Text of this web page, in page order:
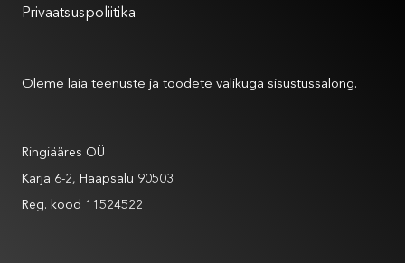
Privaatsuspoliitika
Oleme laia teenuste ja toodete valikuga sisustussalong.
Ringiääres OÜ
Karja 6-2, Haapsalu 90503
Reg. kood 11524522